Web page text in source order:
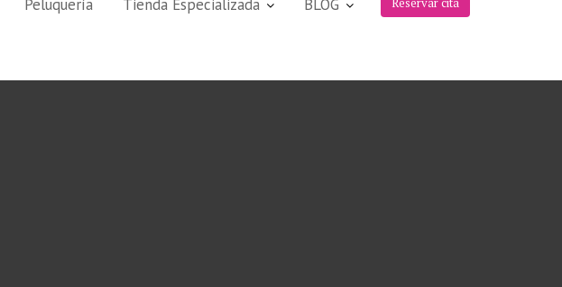
Peluquería Tienda Especializada BLOG